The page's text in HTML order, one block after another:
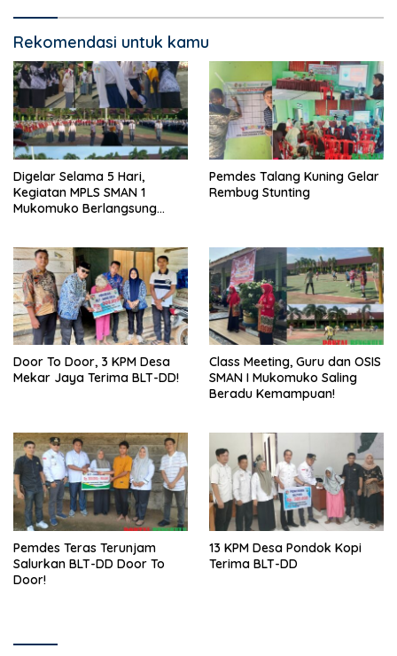
Rekomendasi untuk kamu
Digelar Selama 5 Hari,
Kegiatan MPLS SMAN 1
Mukomuko Berlangsung
Pemdes Talang Kuning Gelar
Rembug Stunting
Door To Door, 3 KPM Desa
Mekar Jaya Terima BLT-DD!
Class Meeting, Guru dan OSIS
SMAN I Mukomuko Saling
Beradu Kemampuan!
Pemdes Teras Terunjam
Salurkan BLT-DD Door To
Door!
13 KPM Desa Pondok Kopi
Terima BLT-DD